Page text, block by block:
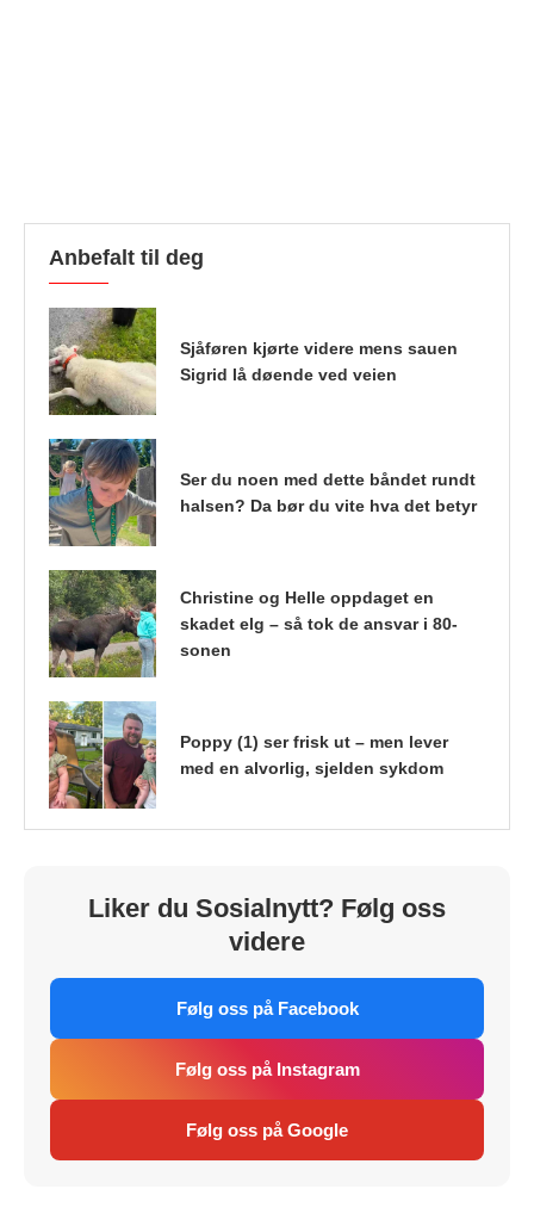
Anbefalt til deg
Sjåføren kjørte videre mens sauen
Sigrid lå døende ved veien
Ser du noen med dette båndet rundt
halsen? Da bør du vite hva det betyr
Christine og Helle oppdaget en
skadet elg – så tok de ansvar i 80-
sonen
Poppy (1) ser frisk ut – men lever
med en alvorlig, sjelden sykdom
Liker du Sosialnytt? Følg oss
videre
Følg oss på Facebook
Følg oss på Instagram
Følg oss på Google